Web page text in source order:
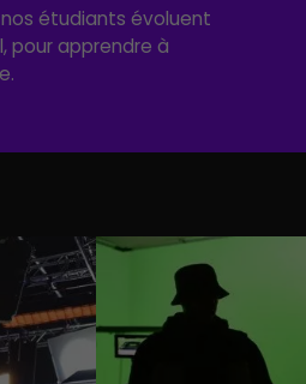
étudiants évoluent
pour apprendre à